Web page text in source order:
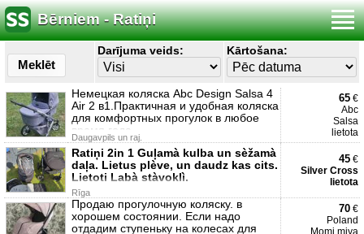
Bērniem - Ratiņi
Meklēt
Darījuma veids: Kārtošana:
Немецкая коляска Abc Design Salsa 4
Air 2 в1.Практичная и удобная коляска
для комфортных прогулок в любое
время года.
Daugavpils un raj.
65 €
Abc
Salsa
lietota
Ratiņi 2in 1 Guļamà kulba un sèžamà
daļa. Lietus plève, un daudz kas cits.
Lietoti Labà stàvoklì.
Rīga
45 €
Silver Cross
lietota
Продаю прогулочную коляску. в
хорошем состоянии. Если надо
отдадим ступеньку на колесах для
70 €
Poland
Momi miya